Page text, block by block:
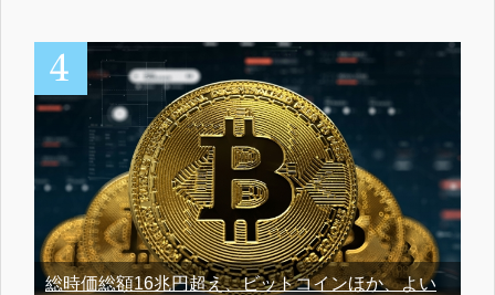
総時価総額16兆円超え、ビットコインほか、よい